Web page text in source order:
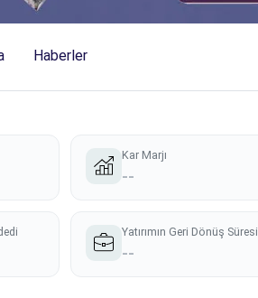
Haberler
Kar Marjı
--
Yatırımın Geri Dönüş Süresi
--